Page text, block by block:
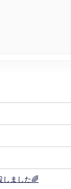
しました🌈